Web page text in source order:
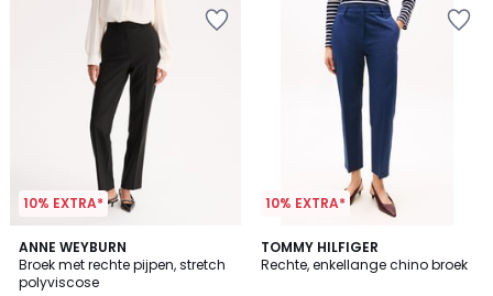
10% EXTRA*
ANNE WEYBURN
Broek met rechte pijpen, stretch
polyviscose
4
/
5
10% EXTRA*
TOMMY HILFIGER
Rechte, enkellange chino broek
2
Kleuren